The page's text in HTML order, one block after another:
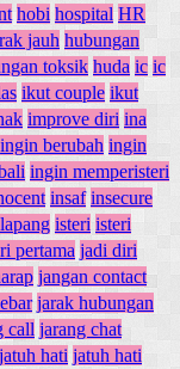
hobi hospital HR
jauh hubungan
toksik huda ic ic
ikut couple ikut
improve diri ina
ingin berubah ingin
ingin memperisteri
insaf insecure
isteri isteri
pertama jadi diri
jangan contact
jarak hubungan
call jarang chat
jatuh hati jatuh hati